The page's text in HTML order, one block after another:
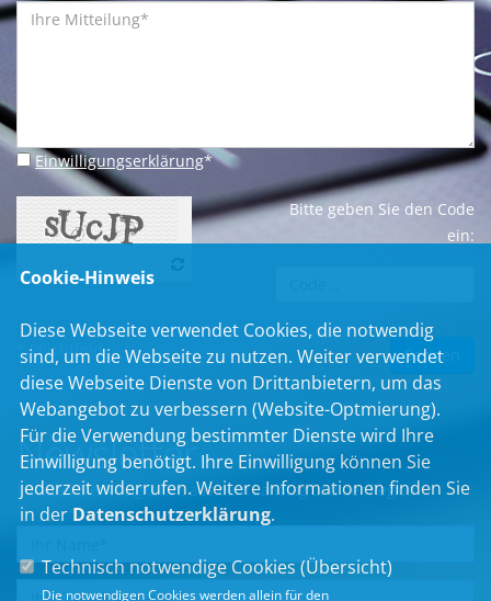
Einwilligungserklärung*
Bitte geben Sie den Code
ein:
* Pflichtfeld
Newsletter
Erhalten Sie Neuigkeiten aus dem Landtag und der Region.
Cookie-Hinweis
Diese Webseite verwendet Cookies, die notwendig
sind, um die Webseite zu nutzen. Weiter verwendet
diese Webseite Dienste von Drittanbietern, um das
Webangebot zu verbessern (Website-Optmierung).
Für die Verwendung bestimmter Dienste wird Ihre
Einwilligung benötigt. Ihre Einwilligung können Sie
jederzeit widerrufen. Weitere Informationen finden Sie
in der Datenschutzerklärung.
Technisch notwendige Cookies (Übersicht)
Die notwendigen Cookies werden allein für den